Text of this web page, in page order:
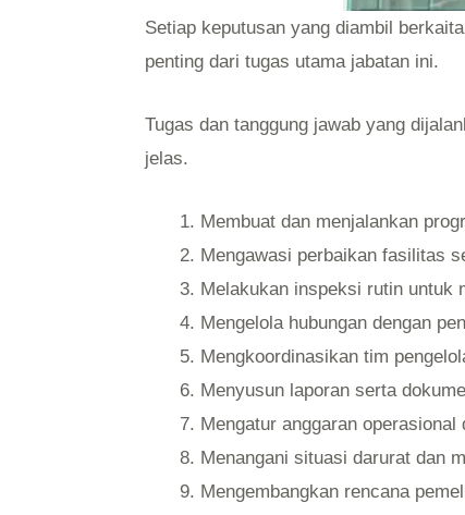
Setiap keputusan yang diambil
penting dari tugas utama jabatan ini.
Tugas dan tanggung jawab yang
jelas.
Membuat dan menjalankan
Mengawasi perbaikan fasilitas
Melakukan inspeksi rutin untuk
Mengelola hubungan dengan
Mengkoordinasikan tim
Menyusun laporan serta
Mengatur anggaran
Menangani situasi darurat dan
Mengembangkan rencana